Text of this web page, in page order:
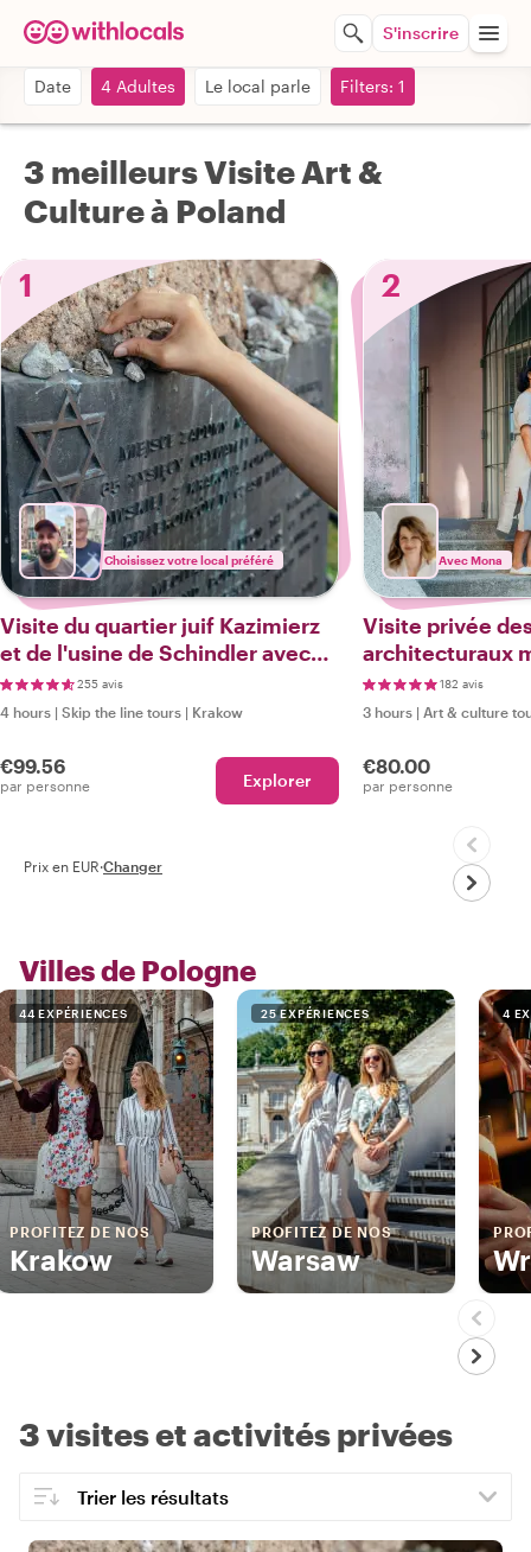
S'inscrire
Date 4 Adultes Le local parle Filters: 1
3 meilleurs Visite Art &
Culture à Poland
1
Choisissez votre local préféré
Visite du quartier juif Kazimierz
et de l'usine de Schindler avec
un local255 avis
4 hours | Skip the line tours | Krakow
€99.56
par personne Explorer
2
Avec Mona
Visite privée
architecturaux
Varsovie182 avis
3 hours | Art & culture
€80.00
par personne
Prix en EUR·Changer
Villes de Pologne
44 EXPÉRIENCES
PROFITEZ DE NOS
Krakow
25 EXPÉRIENCES
PROFITEZ DE NOS
Warsaw
4
3 visites et activités privées